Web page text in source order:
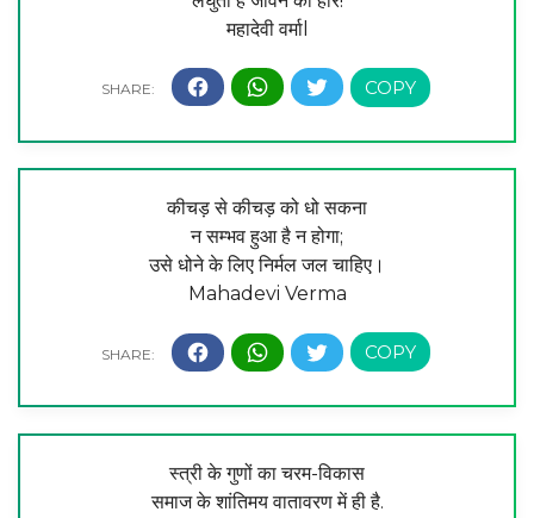
महादेवी वर्माl
कीचड़ से कीचड़ को धो सकना
न सम्भव हुआ है न होगा;
उसे धोने के लिए निर्मल जल चाहिए।
Mahadevi Verma
स्त्री के गुणों का चरम-विकास
समाज के शांतिमय वातावरण में ही है.